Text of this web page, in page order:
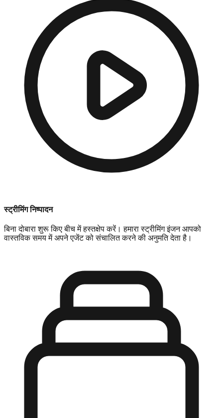
स्ट्रीमिंग निष्पादन
बिना दोबारा शुरू किए बीच में हस्तक्षेप करें। हमारा स्ट्रीमिंग इंजन आपको
वास्तविक समय में अपने एजेंट को संचालित करने की अनुमति देता है।